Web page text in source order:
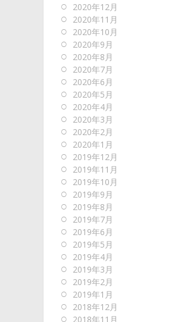
2020年12月
2020年11月
2020年10月
2020年9月
2020年8月
2020年7月
2020年6月
2020年5月
2020年4月
2020年3月
2020年2月
2020年1月
2019年12月
2019年11月
2019年10月
2019年9月
2019年8月
2019年7月
2019年6月
2019年5月
2019年4月
2019年3月
2019年2月
2019年1月
2018年12月
2018年11月